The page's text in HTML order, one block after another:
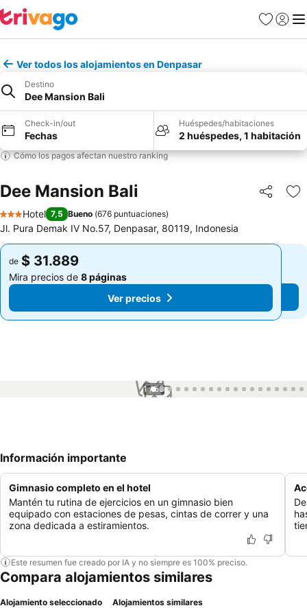
Favoritos
Iniciar
Ver todos los alojamientos en Denpasar
Destino
Dee Mansion Bali
Check-in/out
Fechas
Huéspedes/habitaciones
2 huéspedes, 1 habitación
Cómo los pagos afectan nuestro ranking
Dee Mansion Bali Compartir
3 Estrellas
Hotel 7,5 Bueno (676 puntuaciones)
Jl. Pura Demak IV No.57, Denpasar, 80119, Indonesia
de $ 31.889
Mira precios de 8 páginas
Ver precios
de $ 31.889
Mira precios de 8 páginas
Ver precios
1 / 53
Información importante
Gimnasio completo en el hotel
Mantén tu rutina de ejercicios en un gimnasio bien
equipado con estaciones de pesas, cintas de correr y una
zona dedicada a estiramientos.
Este resumen fue creado por IA y no siempre es 100% preciso.
Compara alojamientos similares
Alojamiento seleccionado Alojamientos similares